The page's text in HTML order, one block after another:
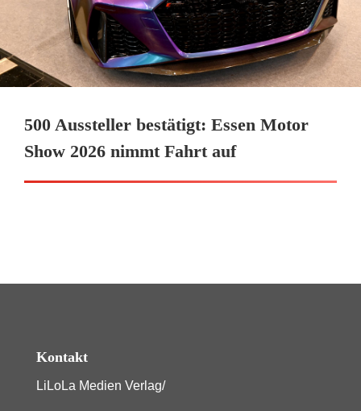
500 Aussteller bestätigt: Essen Motor
Show 2026 nimmt Fahrt auf
Kontakt
LiLoLa Medien Verlag/